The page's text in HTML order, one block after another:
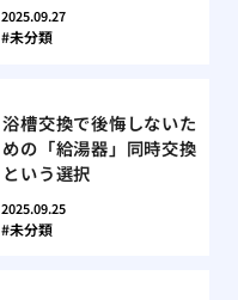
2025.09.27
未分類
浴槽交換で後悔しないた
めの「給湯器」同時交換
という選択
2025.09.25
未分類